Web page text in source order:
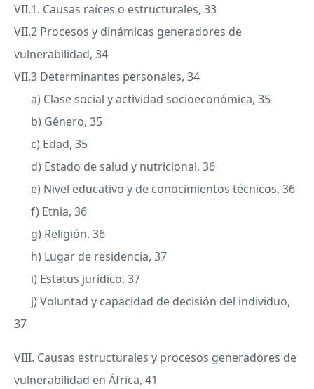
VII.1. Causas raíces o estructurales, 33
VII.2 Procesos y dinámicas generadores de
vulnerabilidad, 34
VII.3 Determinantes personales, 34
a) Clase social y actividad socioeconómica, 35
b) Género, 35
c) Edad, 35
d) Estado de salud y nutricional, 36
e) Nivel educativo y de conocimientos técnicos, 36
f) Etnia, 36
g) Religión, 36
h) Lugar de residencia, 37
i) Estatus jurídico, 37
j) Voluntad y capacidad de decisión del individuo,
37
VIII. Causas estructurales y procesos generadores de
vulnerabilidad en África, 41